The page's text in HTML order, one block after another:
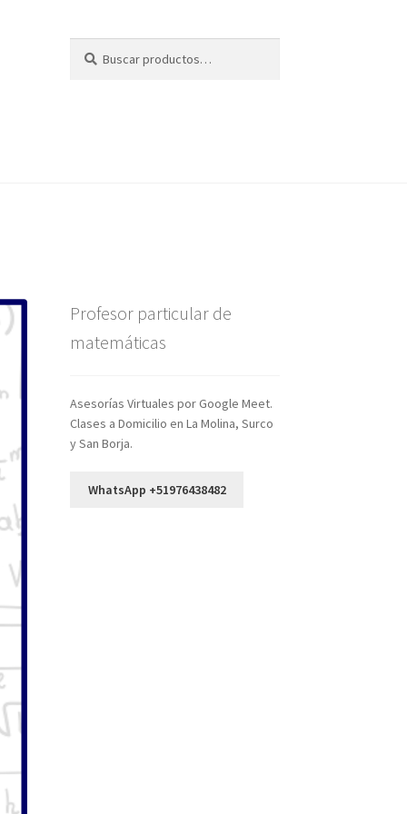
por:
Profesor particular de
matemáticas
Asesorías Virtuales por Google Meet.
Clases a Domicilio en La Molina, Surco
y San Borja.
WhatsApp +51976438482